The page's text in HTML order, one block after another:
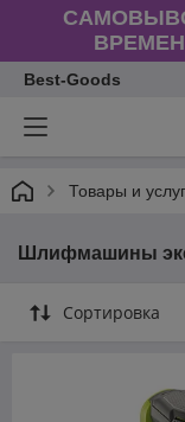
Best-Goods
Товары и
Шлифмашины
Сортировка